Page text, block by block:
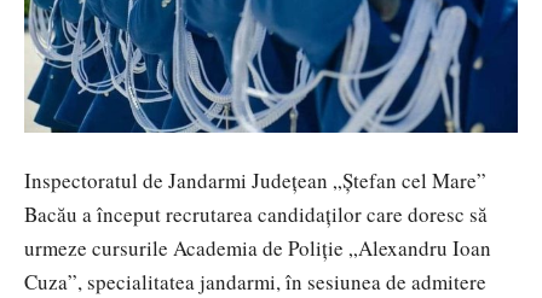
Inspectoratul de Jandarmi Județean „Ștefan cel Mare”
Bacău a început recrutarea candidaților care doresc să
urmeze cursurile Academia de Poliție „Alexandru Ioan
Cuza”, specialitatea jandarmi, în sesiunea de admitere